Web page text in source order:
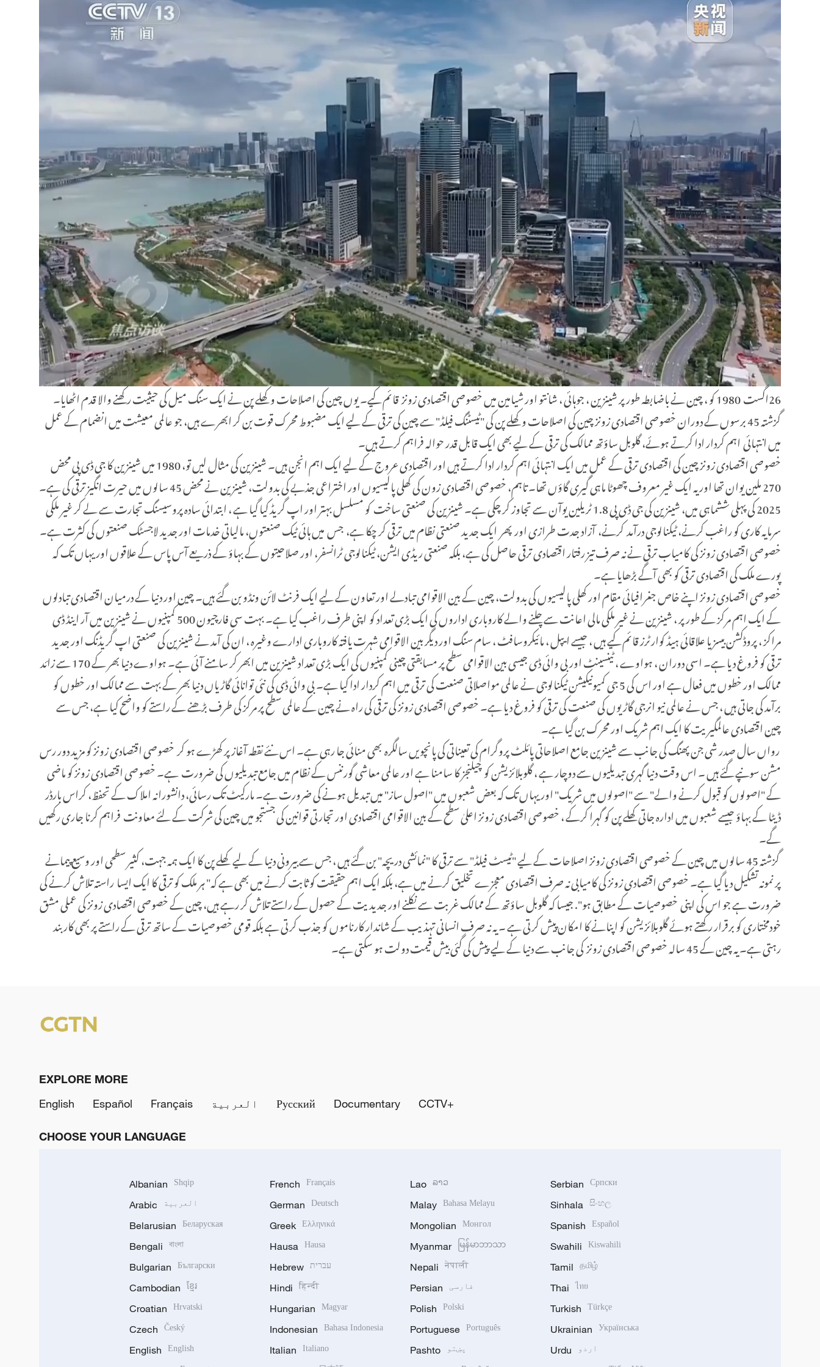
26اگست 1980 کو ، چین نے باضابطہ طور پر شینزین ، جوہائی ، شانتو اور شیامین میں خصوصی اقتصادی زونز قائم کیے۔ یوں چین کی اصلاحات و کھلے پن نے ایک سنگ میل کی حیثیت رکھنے والا قدم اٹھایا۔
گزشتہ 45 برسوں کے دوران خصوصی اقتصادی زونز چین کی اصلاحات و کھلے پن کی "ٹیسٹنگ فیلڈ" سے چین کی ترقی کے لیے ایک مضبوط محرک قوت بن کر ابھرے ہیں، جو عالمی معیشت میں انضمام کے عمل
میں انتہائی اہم کردار ادا کرتے ہوئے، گلوبل ساؤتھ ممالک کی ترقی کے لیے بھی ایک قابل قدر حوالہ فراہم کرتے ہیں۔
خصوصی اقتصادی زونز چین کی اقتصادی ترقی کے عمل میں ایک انتہائی اہم کردار ادا کرتے ہیں اور اقتصادی عروج کے لیے ایک اہم انجن ہیں۔ شینزین کی مثال لیں تو، 1980 میں شینزین کا جی ڈی پی محض
270 ملین یوان تھا اور یہ ایک غیر معروف چھوٹا ماہی گیری گاؤں تھا۔ تاہم، خصوصی اقتصادی زون کی کھلی پالیسیوں اور اختراعی جذبے کی بدولت، شینزین نے محض 45 سالوں میں حیرت انگیز ترقی کی ہے۔
2025 کی پہلی ششماہی میں، شینزین کی جی ڈی پی 1.8 ٹریلین یوآن سے تجاوز کر چکی ہے۔ شینزین کی صنعتی ساخت کو مسلسل بہتر اور اپ گریڈ کیا گیا ہے ، ابتدائی سادہ پروسیسنگ تجارت سے لے کر غیر ملکی
سرمایہ کاری کو راغب کرنے، ٹیکنالوجی درآمد کرنے، آزاد جدت طرازی اور پھر ایک جدید صنعتی نظام میں ترقی کر چکا ہے، جس میں ہائی ٹیک صنعتوں، مالیاتی خدمات اور جدید لاجسٹک صنعتوں کی کثرت ہے۔
خصوصی اقتصادی زونز کی کامیاب ترقی نے نہ صرف تیز رفتار اقتصادی ترقی حاصل کی ہے، بلکہ صنعتی ریڈی ایشن، ٹیکنالوجی ٹرانسفر، اور صلاحیتوں کے بہاؤ کے ذریعے آس پاس کے علاقوں اور یہاں تک کہ
پورے ملک کی اقتصادی ترقی کو بھی آگے بڑھایا ہے۔
خصوصی اقتصادی زونز اپنے خاص جغرافیائی مقام اور کھلی پالیسیوں کی بدولت، چین کے بین الاقوامی تبادلے اور تعاون کے لیے ایک فرنٹ لائن ونڈو بن گئے ہیں۔ چین اور دنیا کے درمیان اقتصادی تبادلوں
کے ایک اہم مرکز کے طور پر ، شینزین نے غیر ملکی مالی اعانت سے چلنے والے کاروباری اداروں کی ایک بڑی تعداد کو اپنی طرف راغب کیا ہے۔ بہت سی فارچیون 500 کمپنیوں نے شینزین میں آر اینڈ ڈی
مراکز ، پروڈکشن بیسز یا علاقائی ہیڈ کوارٹرز قائم کیے ہیں ، جیسے ایپل ، مائیکروسافٹ ، سام سنگ اور دیگر بین الاقوامی شہرت یافتہ کاروباری ادارے وغیرہ ، ان کی آمد نے شینزین کی صنعتی اپ گریڈنگ اور جدید
ترقی کو فروغ دیا ہے۔ اسی دوران ، ہواوے ، ٹینسینٹ اور بی وائی ڈی جیسی بین الاقوامی سطح پر مسابقتی چینی کمپنیوں کی ایک بڑی تعداد شینزین میں ابھر کر سامنے آئی ہے۔ ہواوے دنیا بھر کے 170 سے زائد
ممالک اور خطوں میں فعال ہے اور اس کی 5 جی کمیونیکیشن ٹیکنالوجی نے عالمی مواصلاتی صنعت کی ترقی میں اہم کردار ادا کیا ہے۔ بی وائی ڈی کی نئی توانائی گاڑیاں دنیا بھر کے بہت سے ممالک اور خطوں کو
برآمد کی جاتی ہیں ، جس نے عالمی نیو انرجی گاڑیوں کی صنعت کی ترقی کو فروغ دیا ہے۔ خصوصی اقتصادی زونز کی ترقی کی راہ نے چین کے عالمی سطح پر مرکز کی طرف بڑھنے کے راستے کو واضح کیا ہے، جس سے
چین اقتصادی عالمگیریت کا ایک اہم شریک اور محرک بن گیا ہے۔
رواں سال صدر شی جن پھنگ کی جانب سے شینزین جامع اصلاحاتی پائلٹ پروگرام کی تعیناتی کی پانچویں سالگرہ بھی منائی جا رہی ہے۔ اس نئے نقطہ آغاز پر کھڑے ہو کر خصوصی اقتصادی زونز کو مزید دور رس
مشن سونپے گئے ہیں ۔ اس وقت دنیا گہری تبدیلیوں سے دوچار ہے ، گلوبلائزیشن کو چیلنجز کا سامنا ہے اور عالمی معاشی گورننس کے نظام میں جامع تبدیلیوں کی ضرورت ہے۔ خصوصی اقتصادی زونز کو ماضی
کے "اصولوں کو قبول کرنے والے" سے "اصولوں میں شریک" اور یہاں تک کہ بعض شعبوں میں "اصول ساز" میں تبدیل ہونے کی ضرورت ہے۔ مارکیٹ تک رسائی، دانشورانہ املاک کے تحفظ، کراس بارڈر
ڈیٹا کے بہاؤ جیسے شعبوں میں ادارہ جاتی کھلے پن کو گہرا کرکے ، خصوصی اقتصادی زونز اعلیٰ سطح کے بین الاقوامی اقتصادی اور تجارتی قوانین کی جستجو میں چین کی شرکت کے لئے معاونت فراہم کرنا جاری رکھیں
گے۔
گزشتہ 45 سالوں میں چین کے خصوصی اقتصادی زونز اصلاحات کے لیے "ٹیسٹ فیلڈ" سے ترقی کا "نمائشی دریچہ" بن گئے ہیں ، جس سے بیرونی دنیا کے لیے کھلے پن کا ایک ہمہ جہت، کثیر سطحی اور وسیع پیمانے
پر نمونہ تشکیل دیا گیا ہے۔ خصوصی اقتصادی زونز کی کامیابی نہ صرف اقتصادی معجزے تخلیق کرنے میں ہے، بلکہ ایک اہم حقیقت کو ثابت کرنے میں بھی ہے کہ" ہر ملک کو ترقی کا ایک ایسا راستہ تلاش کرنے کی
ضرورت ہے جو اس کی اپنی خصوصیات کے مطابق ہو". جیسا کہ گلوبل ساؤتھ کے ممالک غربت سے نکلنے اور جدیدیت کے حصول کے راستے تلاش کر رہے ہیں، چین کے خصوصی اقتصادی زونز کی عملی مشق
خودمختاری کو برقرار رکھتے ہوئے گلوبلائزیشن کو اپنانے کا امکان پیش کرتی ہے ۔ یہ نہ صرف انسانی تہذیب کے شاندار کارناموں کو جذب کرتی ہے بلکہ قومی خصوصیات کے ساتھ ترقی کے راستے پر بھی کاربند
رہتی ہے۔ یہ چین کے 45 سالہ خصوصی اقتصادی زونز کی جانب سے دنیا کے لیے پیش کی گئی بیش قیمت دولت ہو سکتی ہے۔
EXPLORE MORE
English
Español Français العربية Русский Documentary CCTV+
CHOOSE YOUR LANGUAGE
Albanian Shqip
Arabic العربية
Belarusian Беларуская
Bengali বাংলা
Bulgarian Български
Cambodian ខ្មែរ
Croatian Hrvatski
Czech Český
English English
French Français
German Deutsch
Greek Ελληνικά
Hausa Hausa
Hebrew עברית
Hindi हिन्दी
Hungarian Magyar
Indonesian Bahasa Indonesia
Italian Italiano
Lao ລາວ
Malay Bahasa Melayu
Mongolian Монгол
Myanmar မြန်မာဘာသာ
Nepali नेपाली
Persian فارسی
Polish Polski
Portuguese Português
Pashto پښتو
Serbian Српски
Sinhala සිංහල
Spanish Español
Swahili Kiswahili
Tamil தமிழ்
Thai ไทย
Turkish Türkçe
Ukrainian Українська
Urdu اردو